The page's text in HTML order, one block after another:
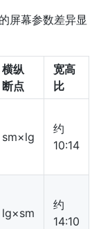
屏幕参数差异显
横纵
断点
宽高
比
sm×lg
约
10:14
lg×sm
约
14:10